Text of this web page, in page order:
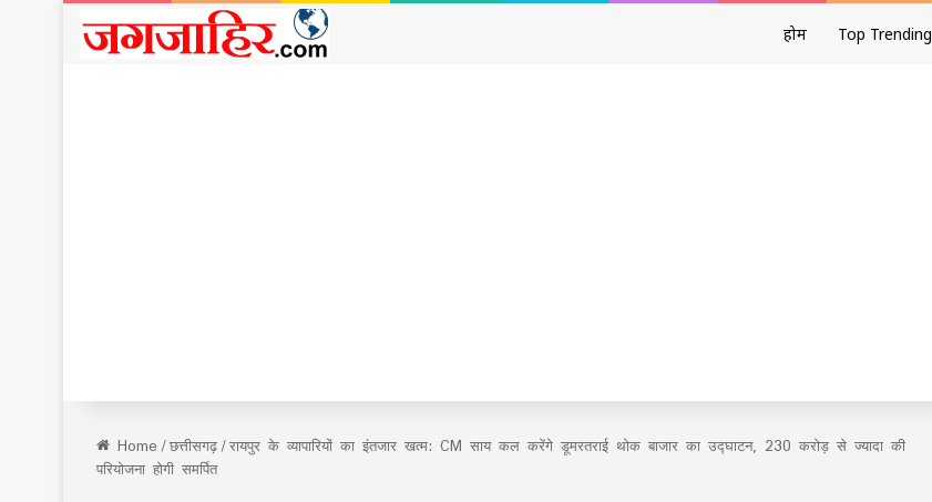
होम Top Trending
Home/छत्तीसगढ़/रायपुर के व्यापारियों का इंतजार खत्म: CM साय कल करेंगे डूमरतराई थोक बाजार का उद्घाटन, 230 करोड़ से ज्यादा की
परियोजना होगी समर्पित